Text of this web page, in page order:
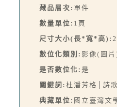
藏品層次: 單件
數量單位: 1頁
尺寸大小(長*寬*高):
數位化類別: 影像(圖片
是否數位化: 是
關鍵詞: 杜潘芳格│詩
典藏單位: 國立臺灣文